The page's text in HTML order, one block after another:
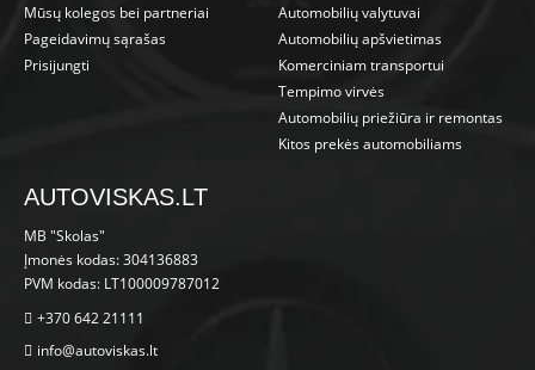
Mūsų kolegos bei partneriai
Pageidavimų sąrašas
Prisijungti
Automobilių valytuvai
Automobilių apšvietimas
Komerciniam transportui
Tempimo virvės
Automobilių priežiūra ir remontas
Kitos prekės automobiliams
AUTOVISKAS.LT
MB "Skolas"
Įmonės kodas: 304136883
PVM kodas: LT100009787012
+370 642 21111
info@autoviskas.lt